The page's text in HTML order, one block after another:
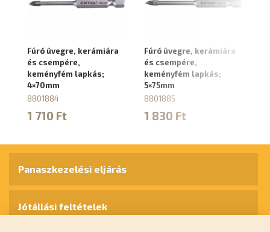
Fúró üvegre, kerámiára
és csempére,
keményfém lapkás;
4×70mm
8801884
1 710 Ft
Fúró üvegre, kerámiára
és csempére,
keményfém lapkás;
5×75mm
8801885
1 830 Ft
Panaszkezelési eljárás
Jótállási feltételek